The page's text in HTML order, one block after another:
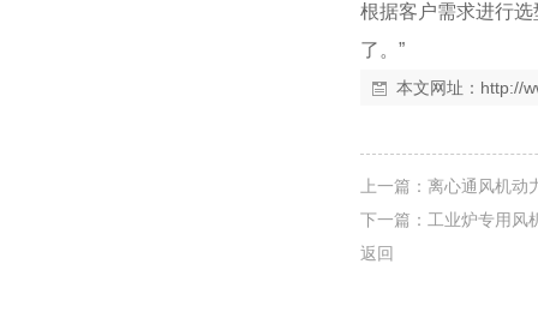
根据客户需求进行
了。”
本文网址： http://
上一篇： 离心通风机动
下一篇： 工业炉专用风
返回